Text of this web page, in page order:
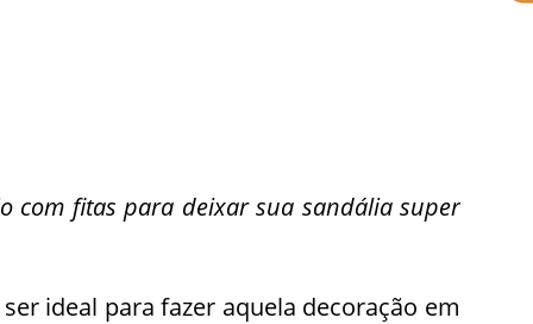
com fitas para deixar sua sandália super
ideal para fazer aquela decoração em